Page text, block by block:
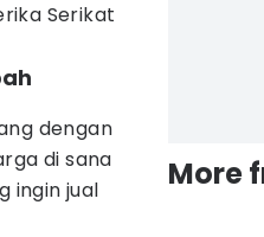
Serikat
dengan
di sana
ingin jual
More